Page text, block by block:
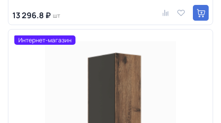
13 296.8 ₽ шт
Интернет-магазин